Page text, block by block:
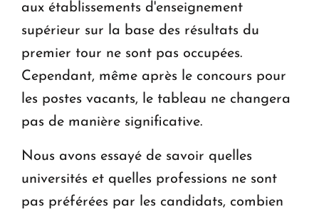
aux établissements d'enseignement
supérieur sur la base des résultats du
premier tour ne sont pas occupées.
Cependant, même après le concours pour
les postes vacants, le tableau ne changera
pas de manière significative.
Nous avons essayé de savoir quelles
universités et quelles professions ne sont
pas préférées par les candidats, combien